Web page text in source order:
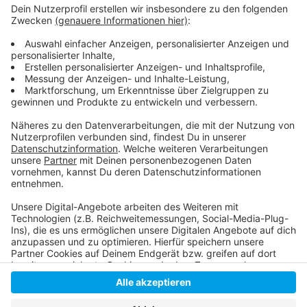
liegt die Fortuna aktuell auf dem dritten Platz. Am
gegen den Tabellenführer HSV weiter.
So berichtet die Fortuna:
Hier geht es zur Tabelle:
Anzeige
Anzeige